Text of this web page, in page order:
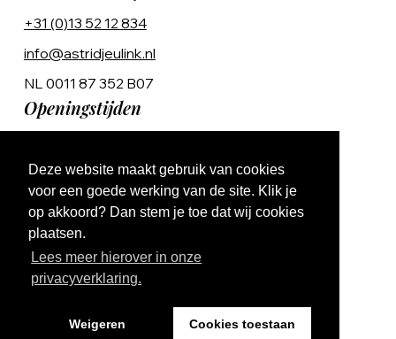
Deze website maakt gebruik van cookies
voor een goede werking van de site. Klik je
op akkoord? Dan stem je toe dat wij cookies
plaatsen.
Lees meer hierover in onze
privacyverklaring.
Weigeren Cookies toestaan
+31 (0)13 52 12 834
info@astridjeulink.nl
NL 0011 87 352 B07
Openingstijden
Ma t/m Vr 9:00 - 17:00